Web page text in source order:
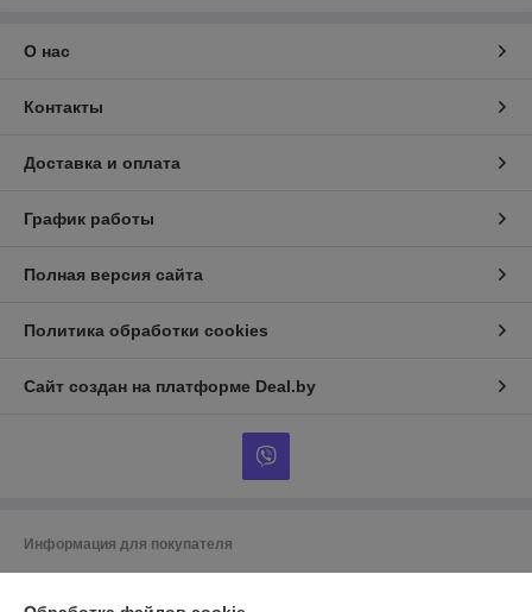
О нас
Контакты
Доставка и оплата
График работы
Полная версия сайта
Политика обработки cookies
Сайт создан на платформе Deal.by
Информация для покупателя